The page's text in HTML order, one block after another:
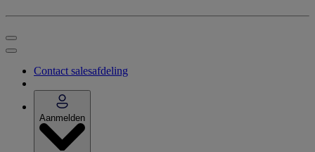
Contact salesafdeling
Aanmelden